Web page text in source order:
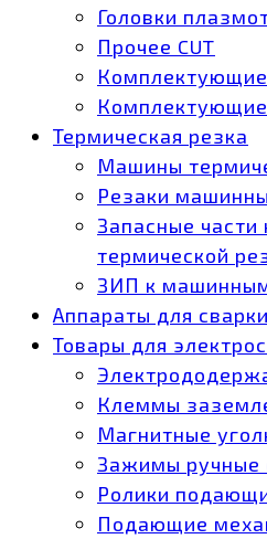
Головки
Прочее CUT
Термическая резка
Машины
Резаки
Запасные
термической
ЗИП к
Аппараты для
Товары для
Клеммы
Магнитные
Зажимы ручные
Ролики
Подающие